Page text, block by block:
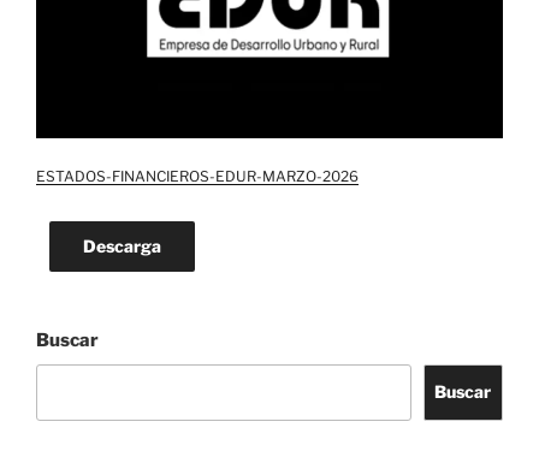
ESTADOS-FINANCIEROS-EDUR-MARZO-2026
Descarga
Buscar
Buscar